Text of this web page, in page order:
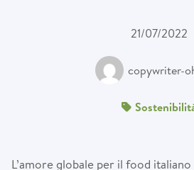
21/07/2022
copywriter-
L’amore globale per il food